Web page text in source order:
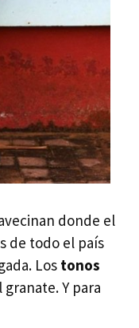
donde el
de todo el país
Los tonos
Y para